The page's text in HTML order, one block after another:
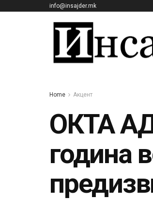
info@insajder.mk
Home Акцент
ОКТА АД
година